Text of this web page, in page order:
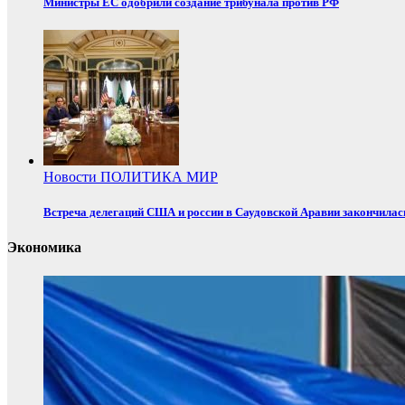
Новости ПОЛИТИКА МИР
Встреча делегаций США и россии в Саудовской Аравии
Экономика